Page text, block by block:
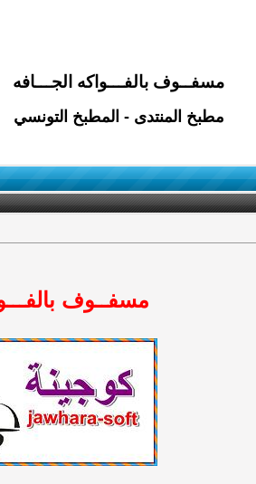
مسفــوف بالفـــواكه الجـــافه
مطبخ المنتدى - المطبخ التونسي
مسفــوف